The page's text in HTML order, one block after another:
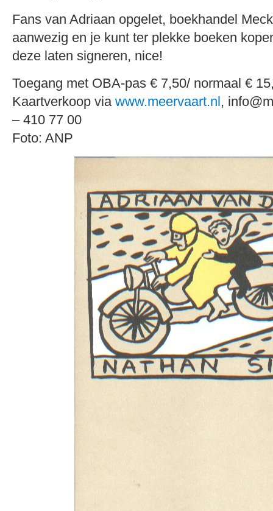
Fans van Adriaan opgelet, boekhandel
aanwezig en je kunt ter plekke boeken
deze laten signeren, nice!
Toegang met OBA-pas € 7,50/ normaal €
Kaartverkoop viawww.meervaart.nl,
– 410 77 00
Foto: ANP